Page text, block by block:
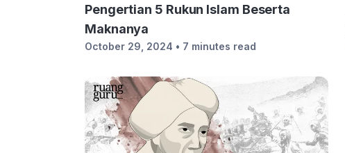
Pengertian 5 Rukun Islam Beserta
Maknanya
October 29, 2024 • 7 minutes read